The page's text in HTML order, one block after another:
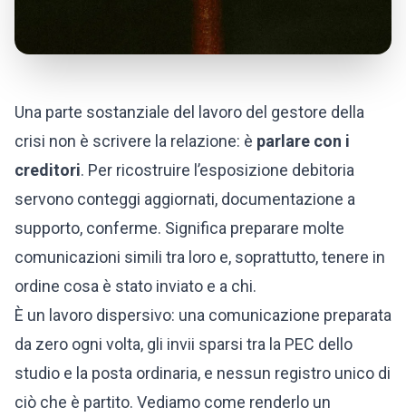
Una parte sostanziale del lavoro del gestore della
crisi non è scrivere la relazione: è parlare con i
creditori. Per ricostruire l’esposizione debitoria
servono conteggi aggiornati, documentazione a
supporto, conferme. Significa preparare molte
comunicazioni simili tra loro e, soprattutto, tenere in
ordine cosa è stato inviato e a chi.
È un lavoro dispersivo: una comunicazione preparata
da zero ogni volta, gli invii sparsi tra la PEC dello
studio e la posta ordinaria, e nessun registro unico di
ciò che è partito. Vediamo come renderlo un